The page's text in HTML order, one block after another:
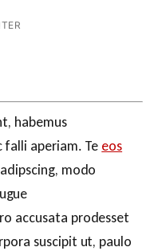
habemus
aperiam. Te eos
modo
accusata prodesset
suscipit ut, paulo